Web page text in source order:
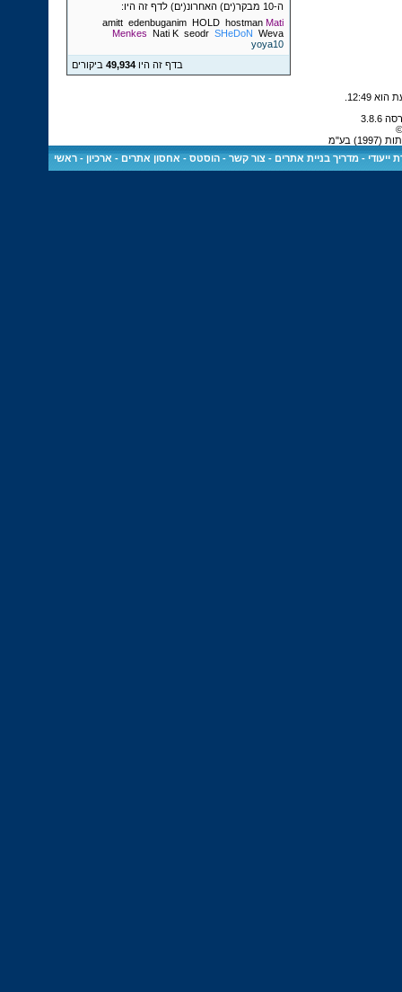
ה-10 מבקר(ים) האחרונ(ים) לדף זה היו:
amitt edenbuganim HOLD hostman Mati
Menkes Nati K seodr SHeDoN Weva
yoya10
בדף זה היו49,934 ביקורים
12:49
בע"מ
ייעודי -מדריך בניית אתרים -צור קשר -הוסטס - אחסון אתרים - ארכיון -ראשי